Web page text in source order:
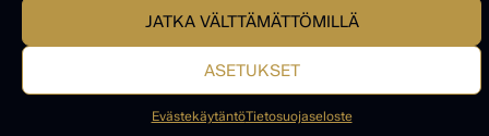
JATKA VÄLTTÄMÄTTÖMILLÄ
ASETUKSET
EvästekäytäntöTietosuojaseloste